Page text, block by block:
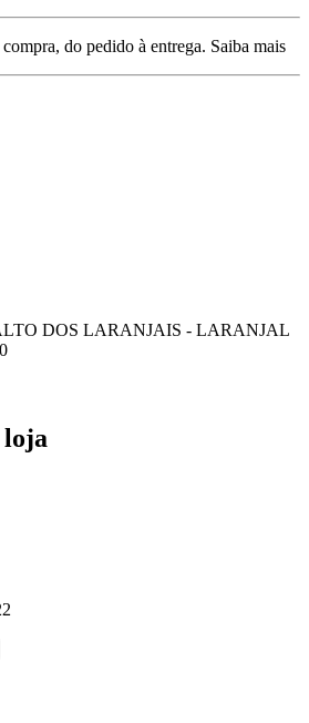
compra, do pedido à entrega. Saiba mais
DOS LARANJAIS - LARANJAL
loja